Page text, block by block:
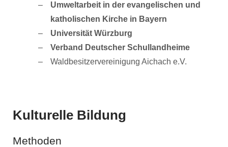
Umweltarbeit in der evangelischen und
katholischen Kirche in Bayern
Universität Würzburg
Verband Deutscher Schullandheime
Waldbesitzervereinigung Aichach e.V.
Kulturelle Bildung
Methoden